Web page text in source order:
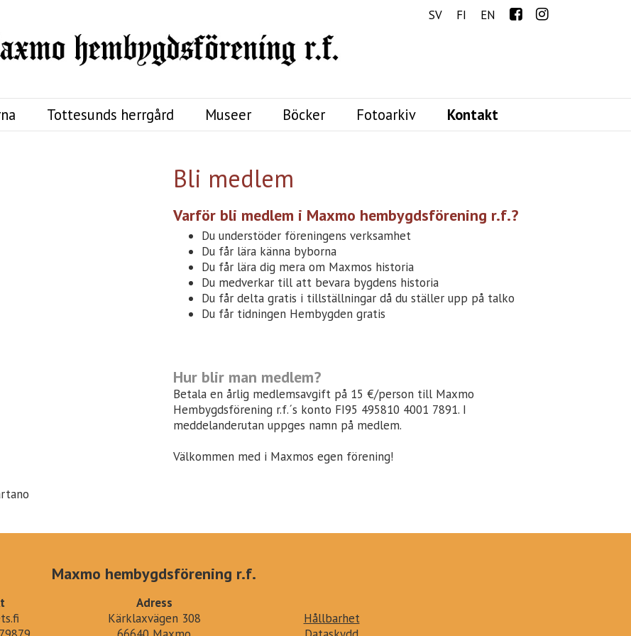
SV
FI EN
Tottesunds herrgård Museer Böcker Fotoarkiv Kontakt
Bli medlem
Varför bli medlem i Maxmo hembygdsförening r.f.?
Du understöder föreningens verksamhet
Du får lära känna byborna
Du får lära dig mera om Maxmos historia
Du medverkar till att bevara bygdens historia
Du får delta gratis i tillställningar då du ställer upp på talko
Du får tidningen Hembygden gratis
Hur blir man medlem?
Betala en årlig medlemsavgift på 15 €/person till Maxmo
Hembygdsförening r.f.´s konto FI95 495810 4001 7891. I
meddelanderutan uppges namn på medlem.
Välkommen med i Maxmos egen förening!
Maxmo hembygdsförening r.f.
Adress
Kärklaxvägen 308
Hållbarhet